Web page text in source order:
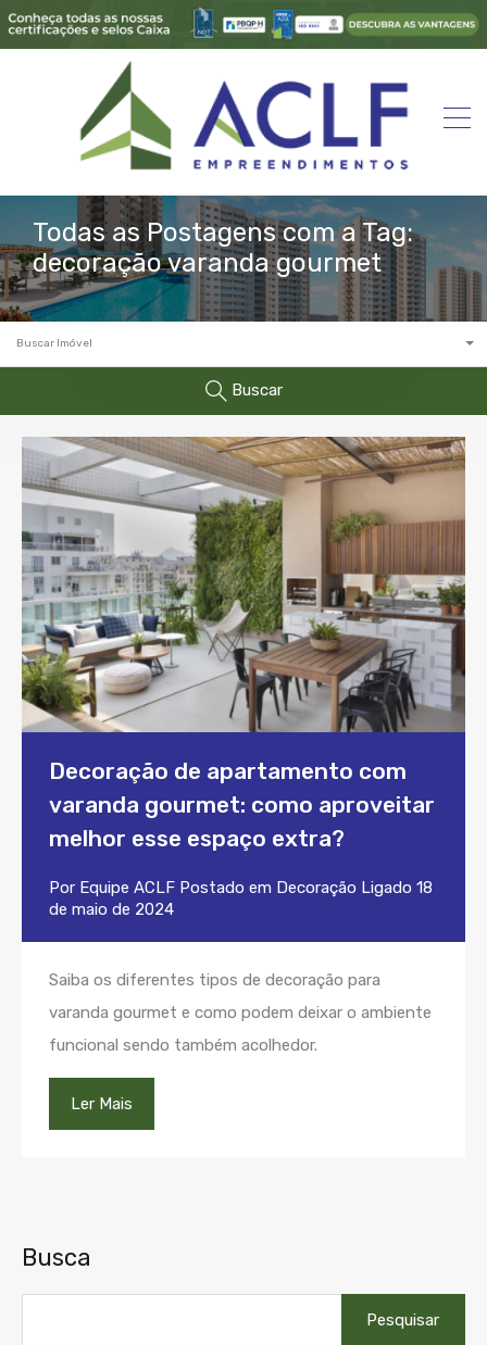
Todas as Postagens com a Tag:
decoração varanda gourmet
Buscar Imóvel
Buscar
Decoração de apartamento com
varanda gourmet: como aproveitar
melhor esse espaço extra?
Por Equipe ACLF Postado em Decoração Ligado 18
de maio de 2024
Saiba os diferentes tipos de decoração para
varanda gourmet e como podem deixar o ambiente
funcional sendo também acolhedor.
Ler Mais
Busca
por: